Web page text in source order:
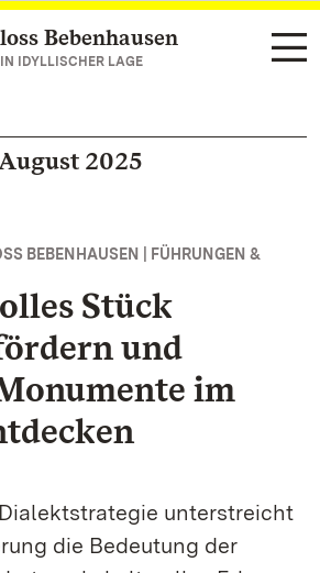
springen
Bebenhausen
IDYLLISCHER LAGE
2025
BEBENHAUSEN | FÜHRUNGEN &
Stück
und
im
unterstreicht
die Bedeutung der